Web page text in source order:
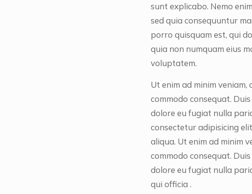
sunt explicabo. Nemo
sed quia consequuntur
porro quisquam est, qui
quia non numquam eius
voluptatem.
Ut enim ad minim
commodo consequat.
dolore eu fugiat nulla
consectetur adipisicing
aliqua. Ut enim ad minim
commodo consequat.
dolore eu fugiat nulla
qui officia .